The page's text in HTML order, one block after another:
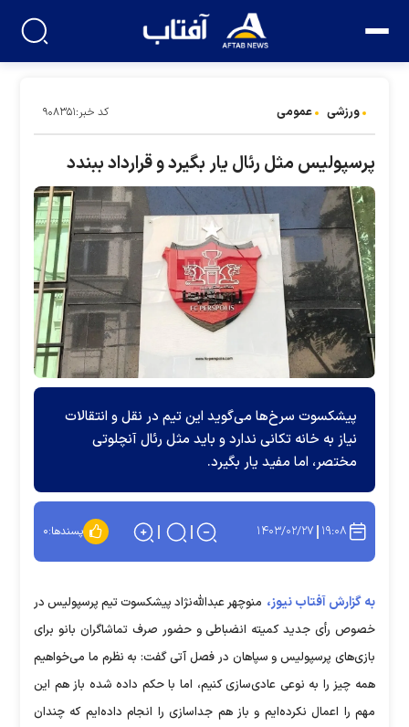
ورزشی عمومی کد خبر:۹۰۸۳۵۱
پرسپولیس مثل رئال یار بگیرد و قرارداد ببندد
پیشکسوت سرخ‌ها می‌گوید این تیم در نقل و انتقالات
نیاز به خانه تکانی ندارد و باید مثل رئال آنچلوتی
مختصر، اما مفید یار بگیرد.
۱۹:۰۸ ۱۴۰۳/۰۲/۲۷ پسندها:۰
به گزارش آفتاب نیوز، منوچهر عبد‌الله‌نژاد پیشکسوت تیم پرسپولیس در
خصوص رأی جدید کمیته انضباطی و حضور صرف تماشاگران بانو برای
بازی‌های پرسپولیس و سپاهان در فصل آتی گفت: به نظرم ما می‌خواهیم
همه چیز را به نوعی عادی‌سازی کنیم، اما با حکم داده شده باز هم این
مهم را اعمال نکرده‌ایم و باز هم جدا‌سازی را انجام داده‌ایم که چندان